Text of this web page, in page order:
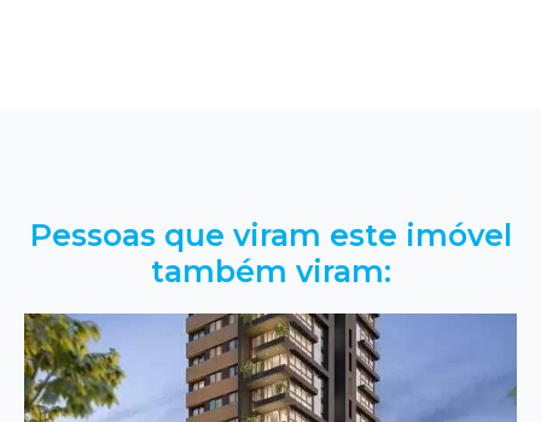
Pessoas que viram este imóvel
também viram: